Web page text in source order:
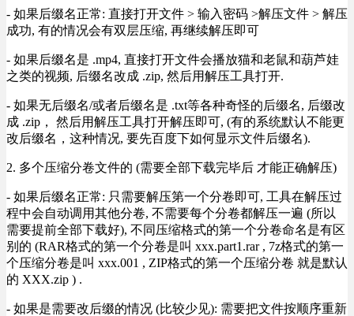
- 如果后缀名正常: 直接打开文件 > 输入密码 >解压文件 > 解压
成功, 有的情况会有双层压缩, 再继续解压即可
- 如果后缀名是 .mp4, 直接打开文件会播放猫和老鼠和葫芦娃
之类的视频, 后缀名改成 .zip, 然后用解压工具打开.
- 如果无后缀名/或者后缀名是 .txt等各种奇怪的后缀名, 后缀改
成 .zip， 然后用解压工具打开解压即可, (有的系统默认不能更
改后缀名，这种情况, 要先百度下如何显示文件后缀名).
2. 多个压缩分卷文件的 (需要全部下载完毕后 才能正确解压)
- 如果后缀名正常: 只需要解压第一个分卷即可, 工具在解压过
程中会自动调用其他分卷, 不需要每个分卷都解压一遍 (所以
需要提前全部下载好), 不同压缩格式的第一个分卷命名是有区
别的 (RAR格式的第一个分卷是叫 xxx.part1.rar , 7z格式的第一
个压缩分卷是叫 xxx.001 , ZIP格式的第一个压缩分卷 就是默认
的 XXX.zip ) .
- 如果是需要改后缀的情况 (比较少见): 需要把文件按顺序重新